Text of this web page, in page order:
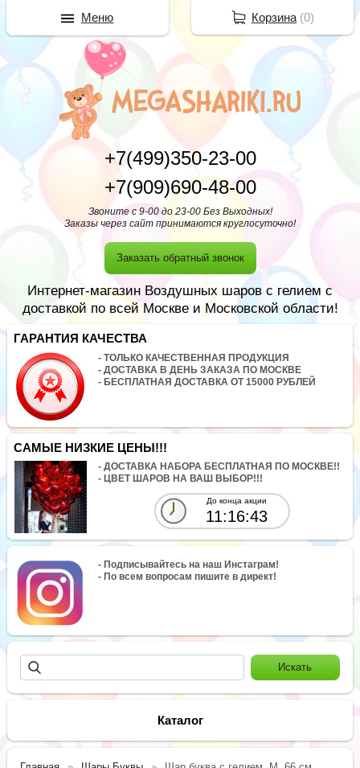
+7(499)350-23-00
+7(909)690-48-00
Звоните с 9-00 до 23-00 Без Выходных!
Заказы через сайт принимаются круглосуточно!
Заказать обратный звонок
Интернет-магазин Воздушных шаров с гелием с
доставкой по всей Москве и Московской области!
ГАРАНТИЯ КАЧЕСТВА
- ТОЛЬКО КАЧЕСТВЕННАЯ ПРОДУКЦИЯ
- ДОСТАВКА В ДЕНЬ ЗАКАЗА ПО МОСКВЕ
- БЕСПЛАТНАЯ ДОСТАВКА ОТ 15000 РУБЛЕЙ
САМЫЕ НИЗКИЕ ЦЕНЫ!!!
- ДОСТАВКА НАБОРА БЕСПЛАТНАЯ ПО МОСКВЕ!!
- ЦВЕТ ШАРОВ НА ВАШ ВЫБОР!!!
До конца акции
11:16:43
- Подписывайтесь на наш Инстаграм!
- По всем вопросам пишите в директ!
Каталог
Корзина(0)
Меню